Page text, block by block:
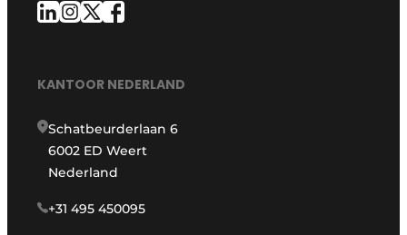
KANTOOR NEDERLAND
Schatbeurderlaan 6
6002 ED Weert
Nederland
+31 495 450095